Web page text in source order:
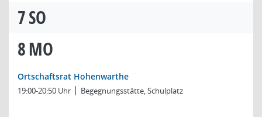
7SO
8MO
Ortschaftsrat Hohenwarthe
19:00-20:50 Uhr Begegnungsstätte, Schulplatz